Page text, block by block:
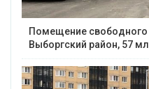
Помещение свободного
Выборгский район, 57